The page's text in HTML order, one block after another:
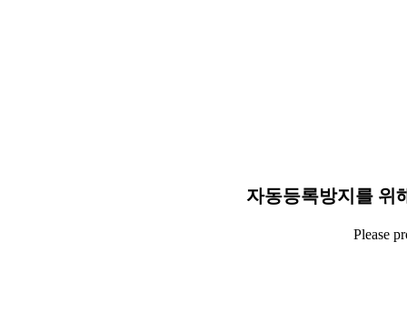
자동등록방지를 위
Please